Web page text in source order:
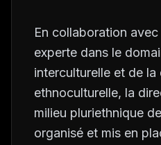
En collaboration
experte dans le
interculturelle et de la
ethnoculturelle, la
milieu pluriethnique
organisé et mis en